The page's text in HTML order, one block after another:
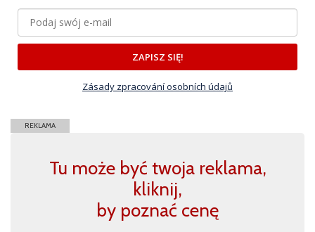
ZAPISZ SIĘ!
Zásady zpracování osobních údajů
REKLAMA
Tu może być twoja reklama,
kliknij,
by poznać cenę